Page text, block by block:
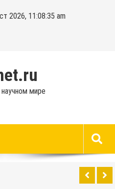
2026, 11:08:35 am
мире